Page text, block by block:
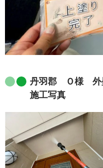
丹羽郡 Ｏ様 外
施工写真